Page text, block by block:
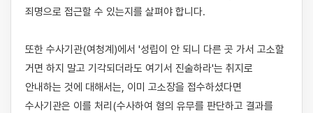
죄명으로 접근할 수 있는지를 살펴야 합니다.
또한 수사기관(여청계)에서 '성립이 안 되니 다른 곳 가서 고소할
거면 하지 말고 기각되더라도 여기서 진술하라'는 취지로
안내하는 것에 대해서는, 이미 고소장을 접수하셨다면
수사기관은 이를 처리(수사하여 혐의 유무를 판단하고 결과를